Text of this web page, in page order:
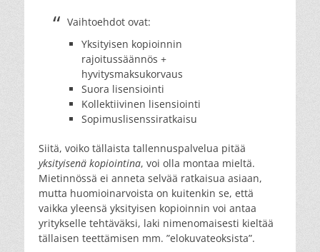
Vaihtoehdot ovat:
Yksityisen kopioinnin
rajoitussäännös +
hyvitysmaksukorvaus
Suora lisensiointi
Kollektiivinen lisensiointi
Sopimuslisenssiratkaisu
Siitä, voiko tällaista tallennuspalvelua pitää
yksityisenä kopiointina, voi olla montaa mieltä.
Mietinnössä ei anneta selvää ratkaisua asiaan,
mutta huomioinarvoista on kuitenkin se, että
vaikka yleensä yksityisen kopioinnin voi antaa
yritykselle tehtäväksi, laki nimenomaisesti kieltää
tällaisen teettämisen mm. ”elokuvateoksista”.